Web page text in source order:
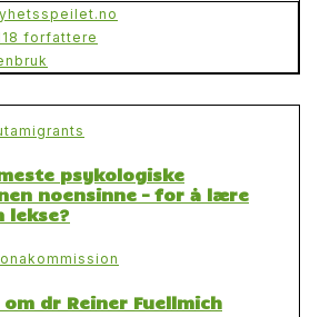
forfattere
psykologiske
noensinne – for å lære
lekse?
dr Reiner Fuellmich